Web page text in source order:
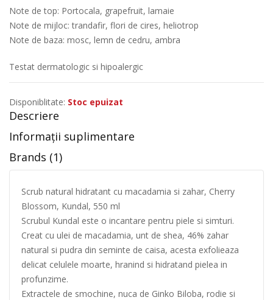
Note de top: Portocala, grapefruit, lamaie
Note de mijloc: trandafir, flori de cires, heliotrop
Note de baza: mosc, lemn de cedru, ambra
Testat dermatologic si hipoalergic
Disponiblitate: Stoc epuizat
Descriere
Informații suplimentare
Brands (1)
Scrub natural hidratant cu macadamia si zahar, Cherry
Blossom, Kundal, 550 ml
Scrubul Kundal este o incantare pentru piele si simturi.
Creat cu ulei de macadamia, unt de shea, 46% zahar
natural si pudra din seminte de caisa, acesta exfolieaza
delicat celulele moarte, hranind si hidratand pielea in
profunzime.
Extractele de smochine, nuca de Ginko Biloba, rodie si